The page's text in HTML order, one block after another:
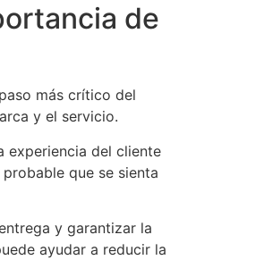
de
más crítico del
y el servicio.
experiencia del cliente
que se sienta
y garantizar la
ayudar a reducir la